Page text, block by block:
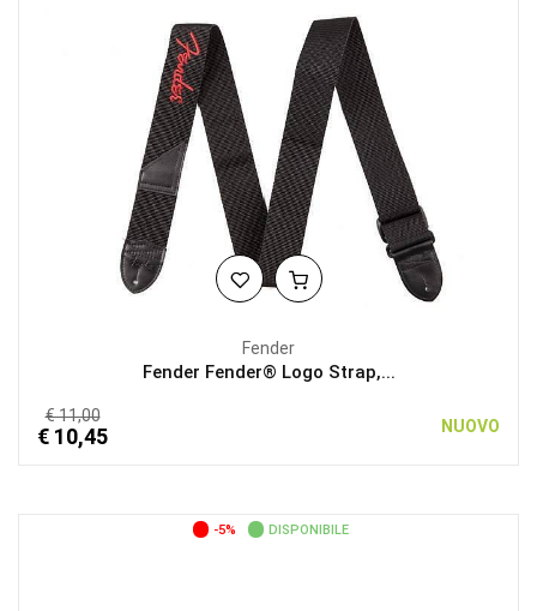
Fender
Fender Fender® Logo Strap,...
€ 11,00
€ 10,45 NUOVO
-5% DISPONIBILE